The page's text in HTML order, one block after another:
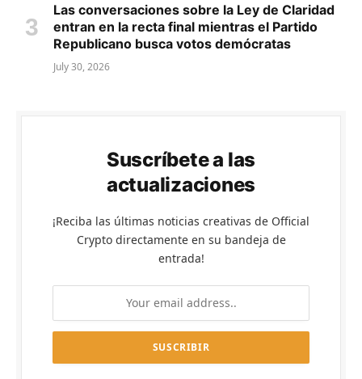
Las conversaciones sobre la Ley de Claridad
entran en la recta final mientras el Partido
Republicano busca votos demócratas
July 30, 2026
Suscríbete a las
actualizaciones
¡Reciba las últimas noticias creativas de Official
Crypto directamente en su bandeja de
entrada!